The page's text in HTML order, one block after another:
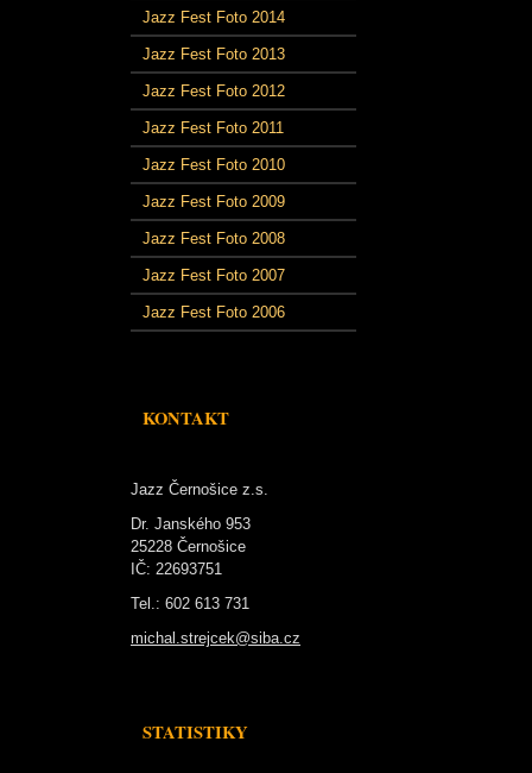
Jazz Fest Foto 2014
Jazz Fest Foto 2013
Jazz Fest Foto 2012
Jazz Fest Foto 2011
Jazz Fest Foto 2010
Jazz Fest Foto 2009
Jazz Fest Foto 2008
Jazz Fest Foto 2007
Jazz Fest Foto 2006
KONTAKT
Jazz Černošice z.s.
Dr. Janského 953
25228 Černošice
IČ: 22693751
Tel.: 602 613 731
michal.strejcek@siba.cz
STATISTIKY